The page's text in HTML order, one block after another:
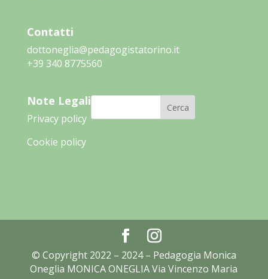
Contatti
dottoneglia@pedagogistatorino.it
‭+39 340 8775560‬
Note Legali
Privacy policy
Cookie policy
Cerca
© Copyright 2022 – 2024 – Pedagogia Monica
Oneglia MONICA ONEGLIA Via Vincenzo Maria